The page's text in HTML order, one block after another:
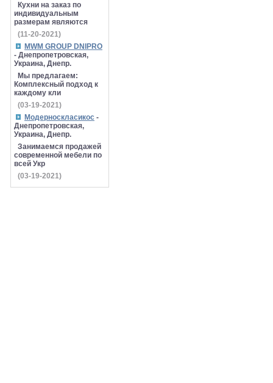
Кухни на заказ по
индивидуальным
размерам являются
(11-20-2021)
MWM GROUP DNIPRO
- Днепропетровская,
Украина, Днепр.
Мы предлагаем:
Комплексный подход к
каждому кли
(03-19-2021)
Модерноскласикос -
Днепропетровская,
Украина, Днепр.
Занимаемся продажей
современной мебели по
всей Укр
(03-19-2021)